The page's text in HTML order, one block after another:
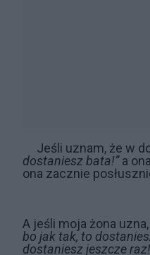
Jeśli uznam, że w
dostaniesz bata!”a
ona zacznie
A jeśli moja żona
bo jak tak, to
dostaniesz jeszcze